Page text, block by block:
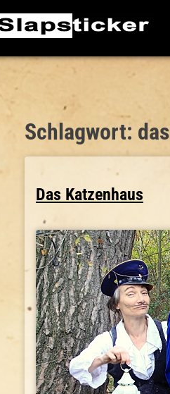
Schlagwort: das
Das Katzenhaus